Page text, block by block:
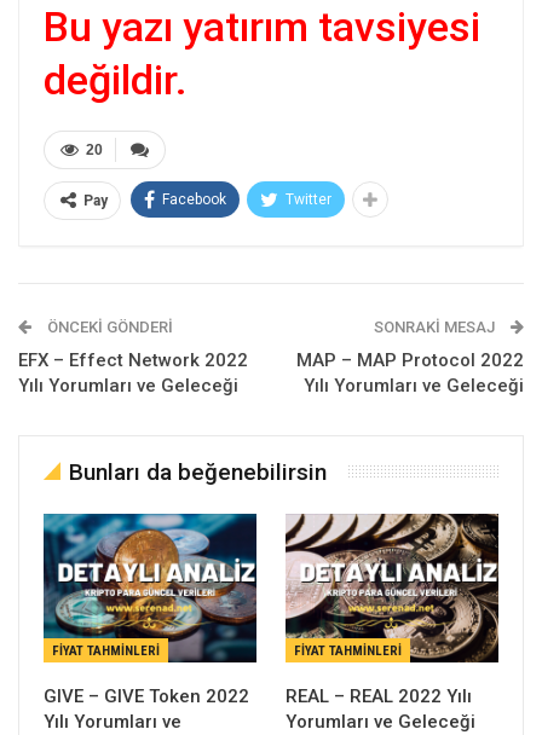
Bu yazı yatırım tavsiyesi
değildir.
20
Pay Facebook Twitter
ÖNCEKI GÖNDERI
EFX – Effect Network 2022
Yılı Yorumları ve Geleceği
SONRAKI MESAJ
MAP – MAP Protocol 2022
Yılı Yorumları ve Geleceği
Bunları da beğenebilirsin
FIYAT TAHMINLERI
GIVE – GIVE Token 2022
Yılı Yorumları ve
FIYAT TAHMINLERI
REAL – REAL 2022 Yılı
Yorumları ve Geleceği